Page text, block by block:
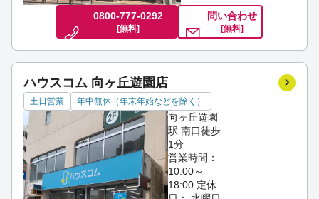
0800-777-0292
[無料]
問い合わせ
[無料]
ハウスコム 向ヶ丘遊園店
土日営業 年中無休（年末年始などを除く）
向ヶ丘遊園
駅 南口徒歩
1分
営業時間：
10:00～
18:00 定休